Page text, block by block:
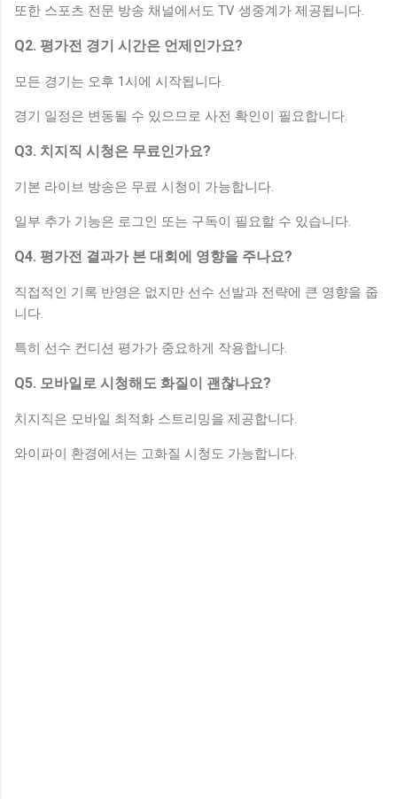
또한 스포츠 전문 방송 채널에서도 TV 생중계가 제공됩니다.
Q2. 평가전 경기 시간은 언제인가요?
모든 경기는 오후 1시에 시작됩니다.
경기 일정은 변동될 수 있으므로 사전 확인이 필요합니다.
Q3. 치지직 시청은 무료인가요?
기본 라이브 방송은 무료 시청이 가능합니다.
일부 추가 기능은 로그인 또는 구독이 필요할 수 있습니다.
Q4. 평가전 결과가 본 대회에 영향을 주나요?
직접적인 기록 반영은 없지만 선수 선발과 전략에 큰 영향을 줍
니다.
특히 선수 컨디션 평가가 중요하게 작용합니다.
Q5. 모바일로 시청해도 화질이 괜찮나요?
치지직은 모바일 최적화 스트리밍을 제공합니다.
와이파이 환경에서는 고화질 시청도 가능합니다.